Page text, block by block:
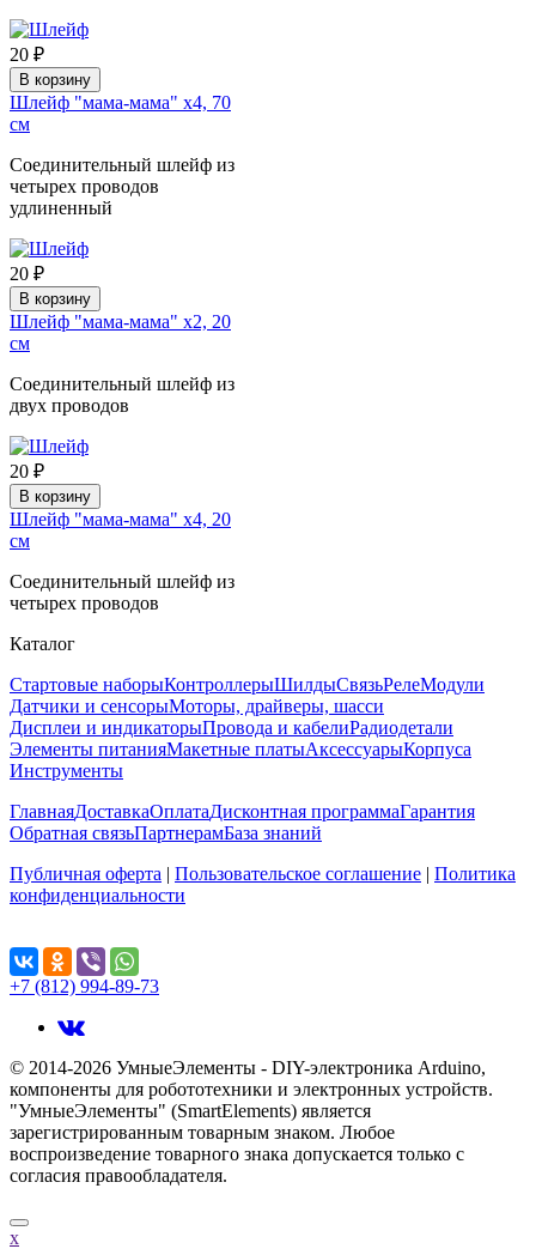
20 ₽
В корзину
Шлейф "мама-мама" х4, 70
см
Соединительный шлейф из
четырех проводов
удлиненный
20 ₽
В корзину
Шлейф "мама-мама" х2, 20
см
Соединительный шлейф из
двух проводов
20 ₽
В корзину
Шлейф "мама-мама" х4, 20
см
Соединительный шлейф из
четырех проводов
Каталог
Стартовые наборыКонтроллерыШилдыСвязьРелеМодули
Датчики и сенсорыМоторы, драйверы, шасси
Дисплеи и индикаторыПровода и кабелиРадиодетали
Элементы питанияМакетные платыАксессуарыКорпуса
Инструменты
ГлавнаяДоставкаОплатаДисконтная программаГарантия
Обратная связьПартнерамБаза знаний
Публичная оферта | Пользовательское соглашение | Политика
конфиденциальности
+7 (812) 994-89-73
© 2014-2026 УмныеЭлементы - DIY-электроника Arduino,
компоненты для робототехники и электронных устройств.
"УмныеЭлементы" (SmartElements) является
зарегистрированным товарным знаком. Любое
воспроизведение товарного знака допускается только с
согласия правообладателя.
x